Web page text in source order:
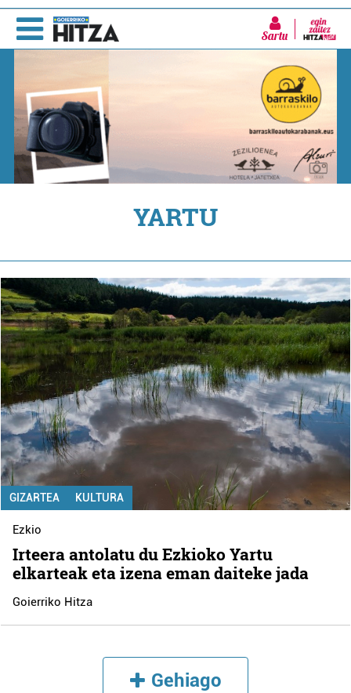
Sartu
YARTU
GIZARTEA KULTURA
Ezkio
Irteera antolatu du Ezkioko Yartu
elkarteak eta izena eman daiteke jada
Goierriko Hitza
Gehiago